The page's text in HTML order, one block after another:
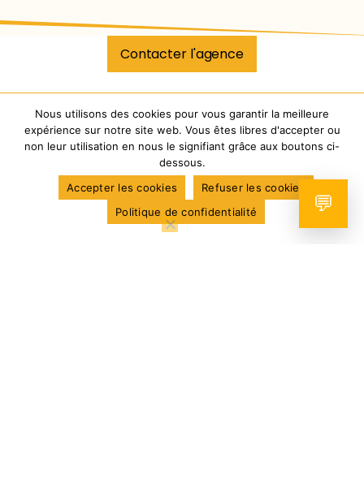
Contacter l'agence
Envie d’être visible sur le web ?
💬
Nous utilisons des cookies pour vous garantir la meilleure
expérience sur notre site web. Vous êtes libres d'accepter ou
non leur utilisation en nous le signifiant grâce aux boutons ci-
dessous.
Accepter les cookies
Refuser les cookies
Politique de confidentialité